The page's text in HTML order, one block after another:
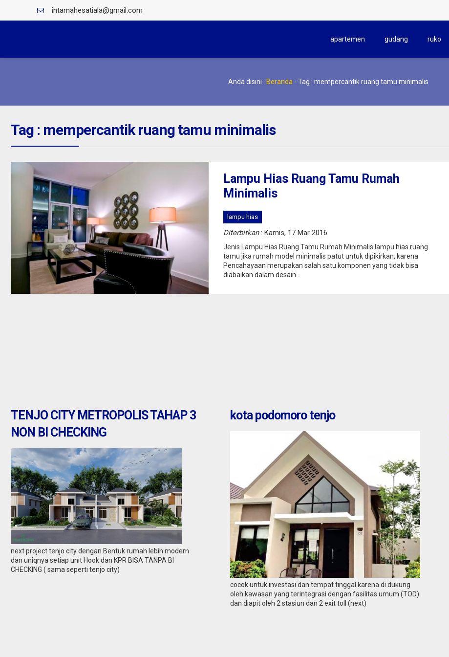
intamahesatiala@gmail.com
apartemen gudang ruko
Anda disini : Beranda - Tag : mempercantik ruang tamu minimalis
Tag : mempercantik ruang tamu minimalis
Lampu Hias Ruang Tamu Rumah
Minimalis
lampu hias
Diterbitkan: Kamis, 17 Mar 2016
Jenis Lampu Hias Ruang Tamu Rumah Minimalis lampu hias ruang
tamu jika rumah model minimalis patut untuk dipikirkan, karena
Pencahayaan merupakan salah satu komponen yang tidak bisa
diabaikan dalam desain...
banten : dijual rumah citra maja
Tangerang : rumah di villa
Jual
TENJO CITY METROPOLIS TAHAP 3
NON BI CHECKING
next project tenjo city dengan Bentuk rumah lebih modern
dan uniqnya setiap unit Hook dan KPR BISA TANPA BI
CHECKING ( sama seperti tenjo city)
kota podomoro tenjo
cocok untuk investasi dan tempat tinggal karena di dukung
oleh kawasan yang terintegrasi dengan fasilitas umum (TOD)
dan diapit oleh 2 stasiun dan 2 exit toll (next)